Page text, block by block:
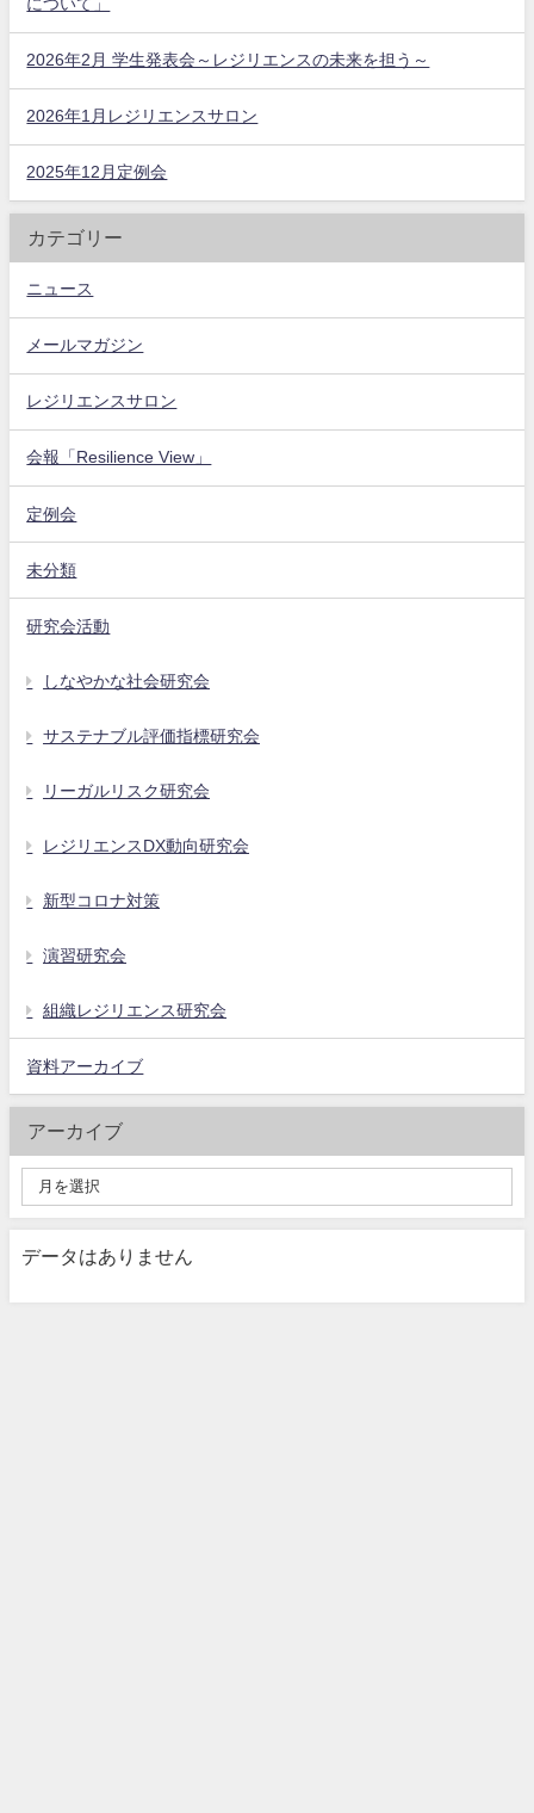
について」
2026年2月 学生発表会～レジリエンスの未来を担う～
2026年1月レジリエンスサロン
2025年12月定例会
カテゴリー
ニュース
メールマガジン
レジリエンスサロン
会報「Resilience View」
定例会
未分類
研究会活動
しなやかな社会研究会
サステナブル評価指標研究会
リーガルリスク研究会
レジリエンスDX動向研究会
新型コロナ対策
演習研究会
組織レジリエンス研究会
資料アーカイブ
アーカイブ
データはありません